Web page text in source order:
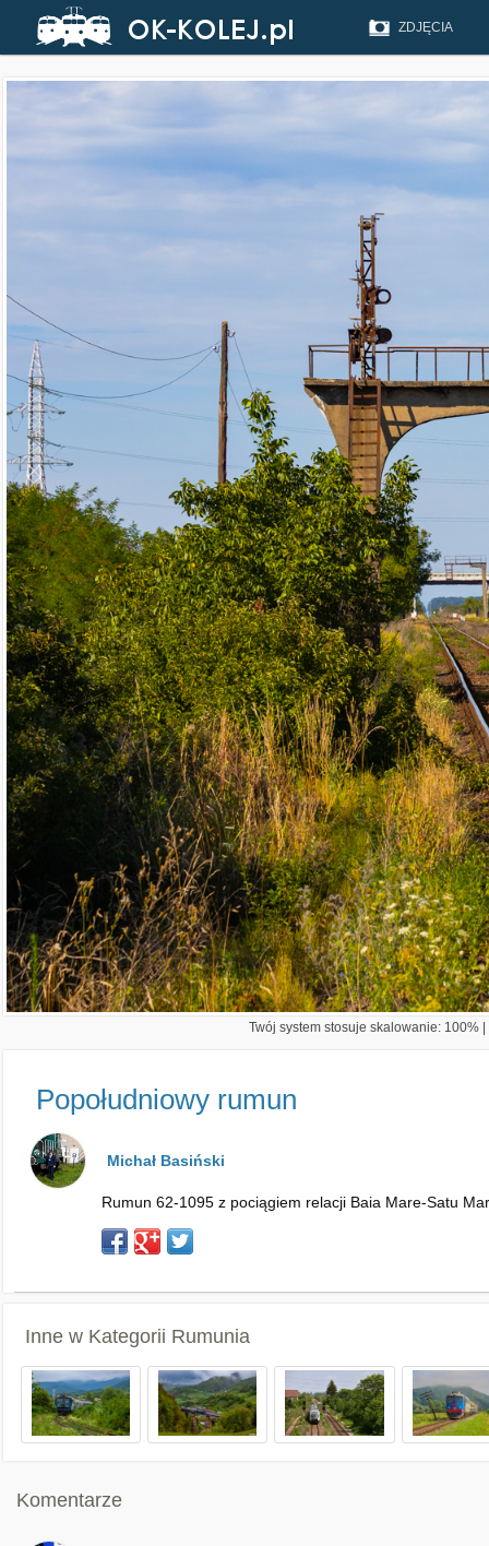
ZDJĘCIA
Twój system stosuje skalowanie: 100%
Popołudniowy rumun
Michał Basiński
Rumun 62-1095 z pociągiem relacji Baia Mare-Satu
Inne w Kategorii Rumunia
Komentarze